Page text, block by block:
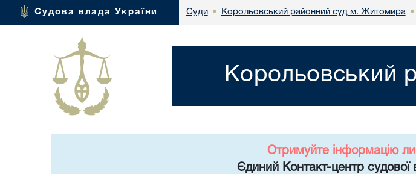
Судова влада України Суди • Корольовський районний суд м. Житомира •
Корольовський
Отримуйте інформацію
Єдиний Контакт-центр